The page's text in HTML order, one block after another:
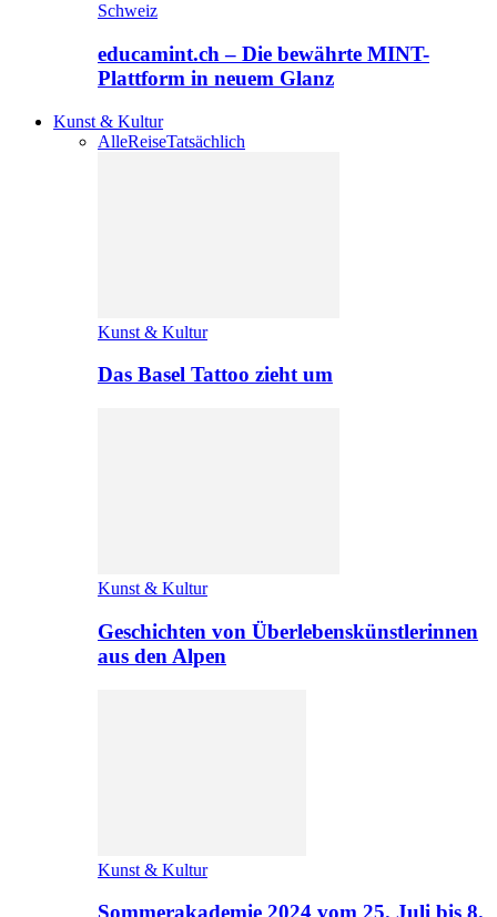
Schweiz
educamint.ch – Die bewährte MINT-
Plattform in neuem Glanz
Kunst & Kultur
AlleReiseTatsächlich
Kunst & Kultur
Das Basel Tattoo zieht um
Kunst & Kultur
Geschichten von Überlebenskünstlerinnen
aus den Alpen
Kunst & Kultur